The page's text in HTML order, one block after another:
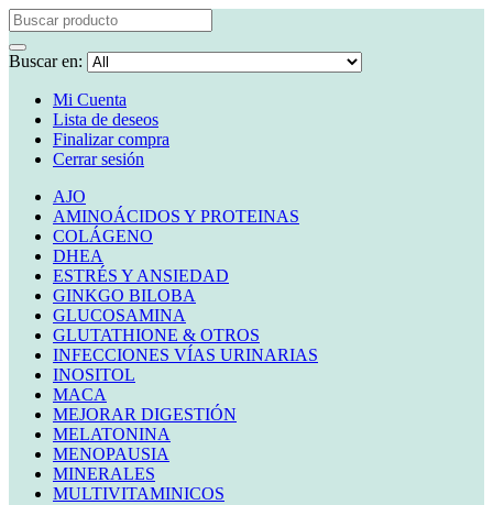
Buscar en:
Mi Cuenta
Lista de deseos
Finalizar compra
Cerrar sesión
AJO
AMINOÁCIDOS Y PROTEINAS
COLÁGENO
DHEA
ESTRÉS Y ANSIEDAD
GINKGO BILOBA
GLUCOSAMINA
GLUTATHIONE & OTROS
INFECCIONES VÍAS URINARIAS
INOSITOL
MACA
MEJORAR DIGESTIÓN
MELATONINA
MENOPAUSIA
MINERALES
MULTIVITAMINICOS